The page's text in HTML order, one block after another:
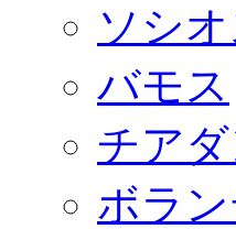
ソシオ
バモス
チア
ボラ